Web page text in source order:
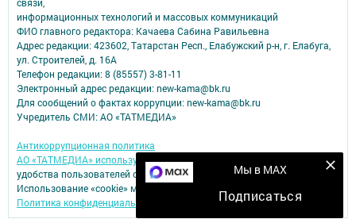
Мы в MAX
Подписаться
информационных технологий и массовых коммуникаций
ФИО главного редактора: Качаева Сабина Равильевна
Адрес редакции: 423602, Татарстан Респ., Елабужский р-н, г. Елабуга,
ул. Строителей, д. 16А
Телефон редакции: 8 (85557) 3-81-11
Электронный адрес редакции: new-kama@bk.ru
Для сообщений о фактах коррупции: new-kama@bk.ru
Учредитель СМИ: АО «ТАТМЕДИА»
Антикоррупционная политика
АО «ТАТМЕДИА» использует «cookie»для персонализации сервисов и
удобства пользователей сайтом.
Использование «cookie» можно отменить в настройках браузера.
Политика конфиденциальности